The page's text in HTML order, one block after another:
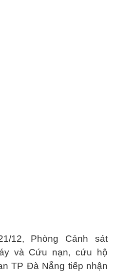
12, Phòng Cảnh sát
và Cứu nạn, cứu hộ
TP Đà Nẵng tiếp nhận